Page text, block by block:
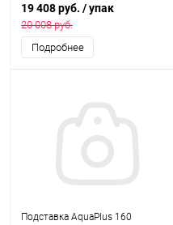
выбеленный дуб, в коробке,
подходит для модели
аквариума LUX П540
19 408 руб. / упак
20 008 руб.
Подробнее
Подставка AquaPlus 160